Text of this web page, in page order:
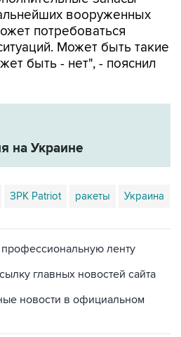
вооруженных
потребоваться
Может быть такие
быть - нет", - пояснил
на Украине
ЗРК Patriot ракеты Украина
профессиональную ленту
главных новостей сайта
новости в официальном